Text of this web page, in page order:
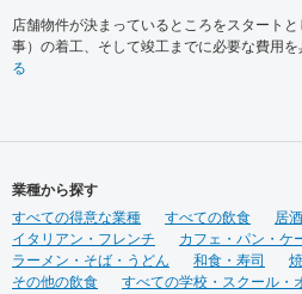
店舗物件が決まっているところをスタート
事）の着工、そして竣工までに必要な費用を
る
業種から探す
すべての得意な業種
すべての飲食 居
イタリアン・フレンチ
カフェ・パン・ケ
ラーメン・そば・うどん
和食・寿司
その他の飲食
すべての学校・スクール・